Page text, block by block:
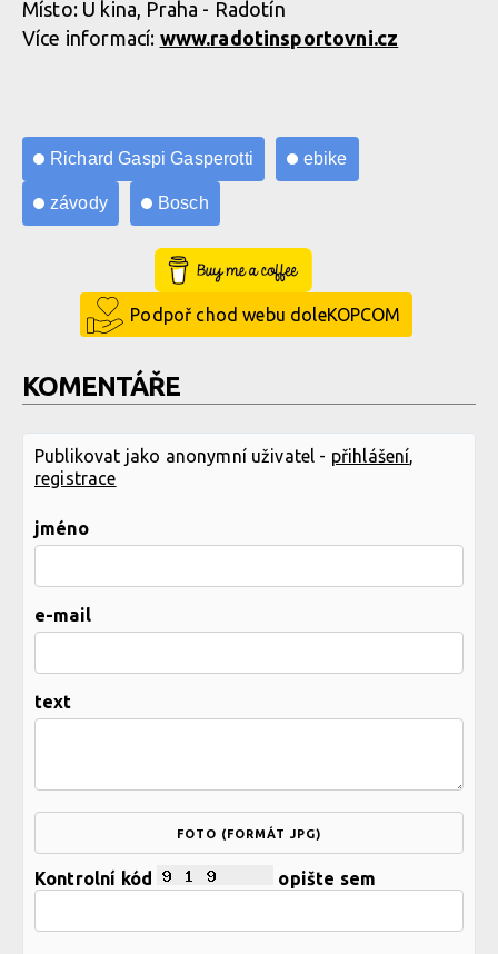
Místo: U kina, Praha - Radotín
Více informací: www.radotinsportovni.cz
Richard Gaspi Gasperotti ebike
závody Bosch
Buy Me a Coffee
Podpoř chod webu doleKOPCOM
KOMENTÁŘE
Publikovat jako anonymní uživatel - přihlášení,
registrace
jméno
e-mail
text
FOTO (FORMÁT JPG)
Kontrolní kód opište sem